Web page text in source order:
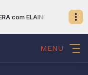
com ELAINE SILVA das
MENU